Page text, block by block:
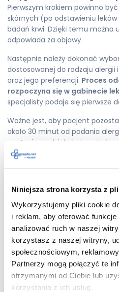
Niniejsza strona korzysta z
Wykorzystujemy pliki cookie
i reklam, aby oferować funkcje
analizować ruch w naszej
korzystasz z naszej witryny,
społecznościowym,
Partnerzy mogą połączyć te
otrzymanymi od Ciebie lub
korzystania z ich usług.
Pierwszym krokiem powinno
skórnych (po odstawieniu
badań krwi. Dzięki temu można
odpowiada za objawy.
Następnie należy dokonać
dostosowanej do rodzaju
oraz jego preferencji. Proces
rozpoczyna się w gabinecie
specjalisty podaje się pierwsze
Ważne jest, aby pacjent
około 30 minut od podania
wystąpienia działań
zaczerwienienie, obrzęk warg
odczulanie?
Najlepszym momentem na
okres, w którym pacjent nie
kontakt z alergenem. Dla osób
czy pyłki traw, optymalny czas
Rozpoczęcie odczulania w
obecny w środowisku,
objawów alergii podczas terapii.
roztocza kurzu domowego